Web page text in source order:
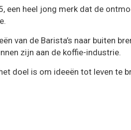
een heel jong merk dat de
van de Barista’s naar buiten
zijn aan de koffie-industrie.
doel is om ideeën tot leven te